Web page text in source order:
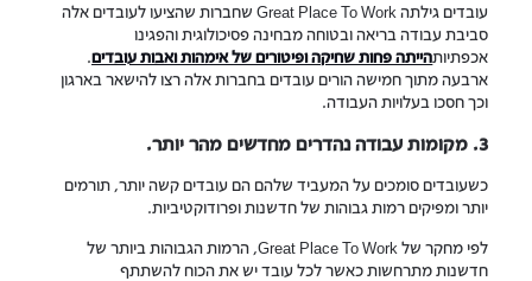
עובדים גילתה Great Place To Work שחברות שהציעו לעובדים אלה
סביבת עבודה בריאה ובטוחה מבחינה פסיכולוגית והפגינו
אכפתיותהייתה פחות שחיקה ופיטורים של אימהות ואבות עובדים.
ארבעה מתוך חמישה הורים עובדים בחברות אלה רצו להישאר בארגון
וכך חסכו בעלויות העבודה.
3. מקומות עבודה נהדרים מחדשים מהר יותר.
כשעובדים סומכים על המעביד שלהם הם עובדים קשה יותר, תורמים
יותר ומפיקים רמות גבוהות של חדשנות ופרודוקטיביות.
לפי מחקר של Great Place To Work, הרמות הגבוהות ביותר של
חדשנות מתרחשות כאשר לכל עובד יש את הכוח להשתתף